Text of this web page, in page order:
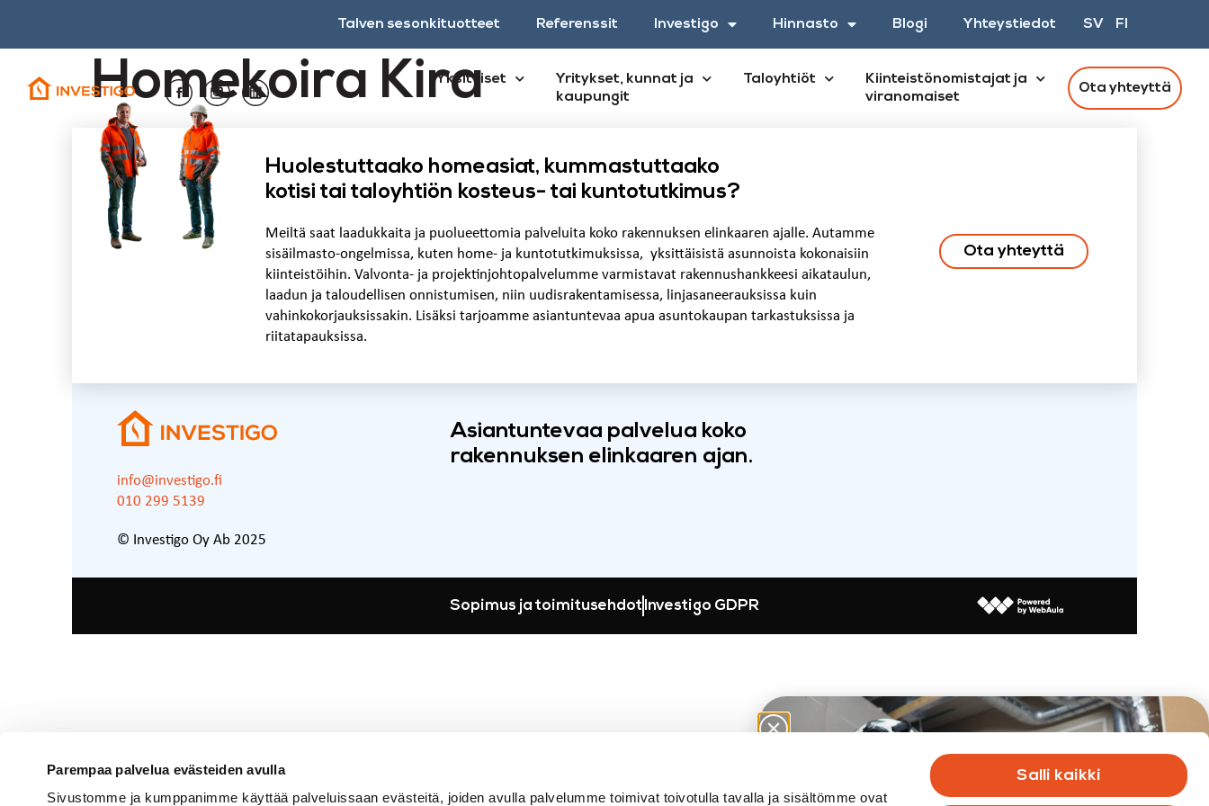
Parempaa palvelua evästeiden avulla
Sivustomme ja kumppanimme käyttää palveluissaan evästeitä, joiden avulla palvelumme toimivat toivotulla tavalla ja sisältömme ovat
Salli kaikki
Talven sesonkituotteet Referenssit Investigo Hinnasto Blogi Yhteystiedot SV FI
Yksityiset
Yritykset, kunnat ja
kaupungit
Taloyhtiöt
Kiinteistönomistajat ja
viranomaiset
Ota yhteyttä
Homekoira Kira
Huolestuttaako homeasiat, kummastuttaako
kotisi tai taloyhtiön kosteus- tai kuntotutkimus?
Meiltä saat laadukkaita ja puolueettomia palveluita koko rakennuksen elinkaaren ajalle. Autamme
sisäilmasto-ongelmissa, kuten home- ja kuntotutkimuksissa, yksittäisistä asunnoista kokonaisiin
kiinteistöihin. Valvonta- ja projektinjohtopalvelumme varmistavat rakennushankkeesi aikataulun,
laadun ja taloudellisen onnistumisen, niin uudisrakentamisessa, linjasaneerauksissa kuin
vahinkokorjauksissakin. Lisäksi tarjoamme asiantuntevaa apua asuntokaupan tarkastuksissa ja
riitatapauksissa.
Ota yhteyttä
info@investigo.fi
010 299 5139
© Investigo Oy Ab 2025
Asiantuntevaa palvelua koko
rakennuksen elinkaaren ajan.
Sopimus ja toimitusehdot Investigo GDPR